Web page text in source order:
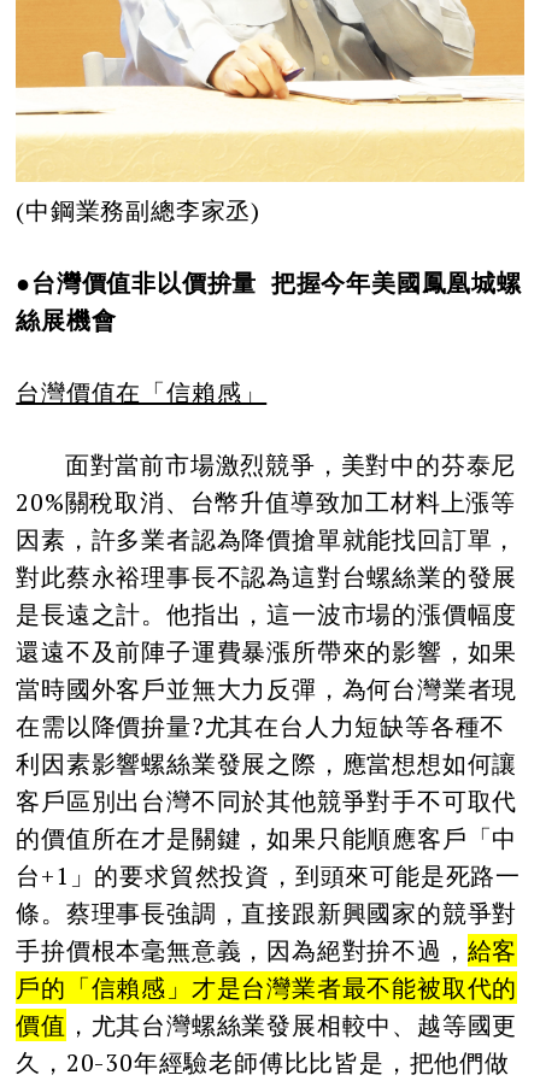
(中鋼業務副總李家丞)
●台灣價值非以價拚量 把握今年美國鳳凰城螺
絲展機會
台灣價值在「信賴感」
面對當前市場激烈競爭，美對中的芬泰尼
20%關稅取消、台幣升值導致加工材料上漲等
因素，許多業者認為降價搶單就能找回訂單，
對此蔡永裕理事長不認為這對台螺絲業的發展
是長遠之計。他指出，這一波市場的漲價幅度
還遠不及前陣子運費暴漲所帶來的影響，如果
當時國外客戶並無大力反彈，為何台灣業者現
在需以降價拚量?尤其在台人力短缺等各種不
利因素影響螺絲業發展之際，應當想想如何讓
客戶區別出台灣不同於其他競爭對手不可取代
的價值所在才是關鍵，如果只能順應客戶「中
台+1」的要求貿然投資，到頭來可能是死路一
條。蔡理事長強調，直接跟新興國家的競爭對
手拚價根本毫無意義，因為絕對拚不過， 給客
戶的「信賴感」才是台灣業者最不能被取代的
價值 ，尤其台灣螺絲業發展相較中、越等國更
久，20-30年經驗老師傅比比皆是，把他們做